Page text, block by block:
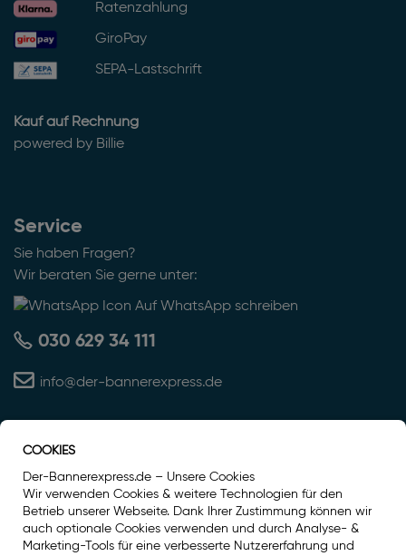
Ratenzahlung
GiroPay
SEPA-Lastschrift
Kauf auf Rechnung
powered by Billie
Service
Sie haben Fragen?
Wir beraten Sie gerne unter:
Auf WhatsApp schreiben
030 629 34 111
info@der-bannerexpress.de
Auszeichnung
COOKIES
Der-Bannerexpress.de – Unsere Cookies
Wir verwenden Cookies & weitere Technologien für den
Betrieb unserer Webseite. Dank Ihrer Zustimmung können wir
auch optionale Cookies verwenden und durch Analyse- &
Marketing-Tools für eine verbesserte Nutzererfahrung und